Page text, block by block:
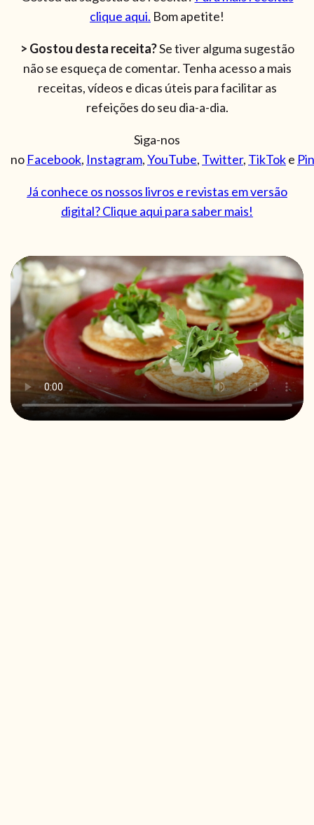
clique aqui. Bom apetite!
> Gostou desta receita?Se tiver alguma sugestão
não se esqueça de comentar. Tenha acesso a mais
receitas, vídeos e dicas úteis para facilitar as
refeições do seu dia-a-dia.
Siga-nos
no Facebook, Instagram,YouTube, Twitter, TikToke
Já conhece os nossos livros e revistas em versão
digital? Clique aqui para saber mais!